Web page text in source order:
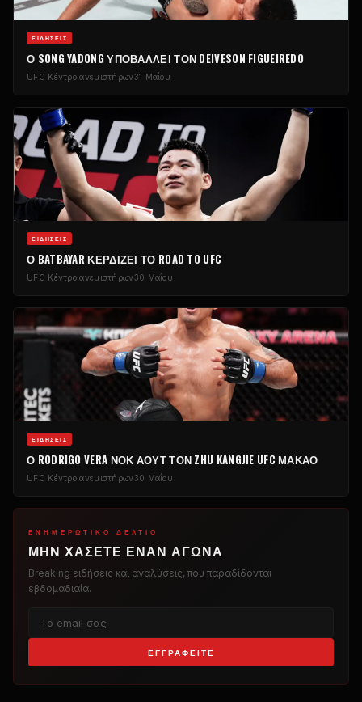
ΕΙΔΉΣΕΙΣ
Ο SONG YADONG ΥΠΟΒΆΛΛΕΙ ΤΟΝ DEIVESON FIGUEIREDO
UFC Κέντρο ανεμιστήρων31 Μαΐου
ΕΙΔΉΣΕΙΣ
Ο BATBAYAR ΚΕΡΔΊΖΕΙ ΤΟ ROAD TO UFC
UFC Κέντρο ανεμιστήρων30 Μαΐου
ΕΙΔΉΣΕΙΣ
Ο RODRIGO VERA ΝΟΚ ΆΟΥΤ ΤΟΝ ZHU KANGJIE UFC ΜΑΚΆΟ
UFC Κέντρο ανεμιστήρων30 Μαΐου
ΕΝΗΜΕΡΩΤΙΚΌ ΔΕΛΤΊΟ
ΜΗΝ ΧΆΣΕΤΕ ΈΝΑΝ ΑΓΏΝΑ
Breaking ειδήσεις και αναλύσεις, που παραδίδονται
εβδομαδιαία.
ΕΓΓΡΑΦΕΊΤΕ